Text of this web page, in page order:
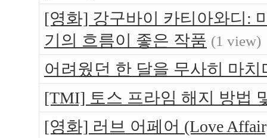
[영화] 강구바이 카티아와디:
기의 흐름이 좋은 작품 (1 view)
어려웠던 한 달을 무사히 마치
[TMI] 토스 프라임 해지 방법
[영화] 러브 어페어 (Love